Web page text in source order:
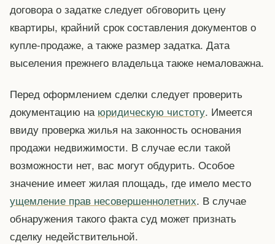
договора о задатке следует обговорить цену
квартиры, крайний срок составления документов о
купле-продаже, а также размер задатка. Дата
выселения прежнего владельца также немаловажна.
Перед оформлением сделки следует проверить
документацию на юридическую чистоту. Имеется
ввиду проверка жилья на законность основания
продажи недвижимости. В случае если такой
возможности нет, вас могут обдурить. Особое
значение имеет жилая площадь, где имело место
ущемление прав несовершеннолетних. В случае
обнаружения такого факта суд может признать
сделку недействительной.